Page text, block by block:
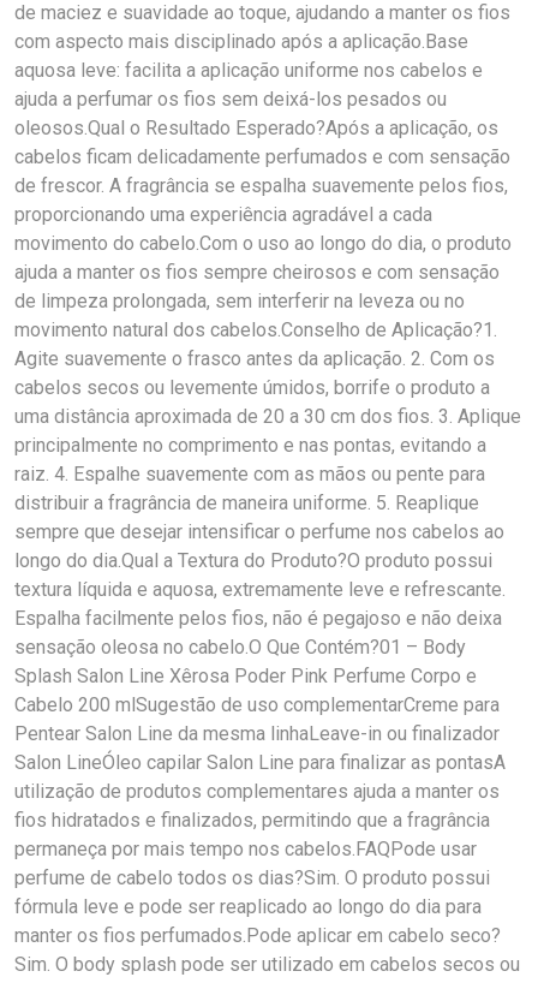
de maciez e suavidade ao toque, ajudando a manter os fios
com aspecto mais disciplinado após a aplicação.Base
aquosa leve: facilita a aplicação uniforme nos cabelos e
ajuda a perfumar os fios sem deixá-los pesados ou
oleosos.Qual o Resultado Esperado?Após a aplicação, os
cabelos ficam delicadamente perfumados e com sensação
de frescor. A fragrância se espalha suavemente pelos fios,
proporcionando uma experiência agradável a cada
movimento do cabelo.Com o uso ao longo do dia, o produto
ajuda a manter os fios sempre cheirosos e com sensação
de limpeza prolongada, sem interferir na leveza ou no
movimento natural dos cabelos.Conselho de Aplicação?1.
Agite suavemente o frasco antes da aplicação. 2. Com os
cabelos secos ou levemente úmidos, borrife o produto a
uma distância aproximada de 20 a 30 cm dos fios. 3. Aplique
principalmente no comprimento e nas pontas, evitando a
raiz. 4. Espalhe suavemente com as mãos ou pente para
distribuir a fragrância de maneira uniforme. 5. Reaplique
sempre que desejar intensificar o perfume nos cabelos ao
longo do dia.Qual a Textura do Produto?O produto possui
textura líquida e aquosa, extremamente leve e refrescante.
Espalha facilmente pelos fios, não é pegajoso e não deixa
sensação oleosa no cabelo.O Que Contém?01 – Body
Splash Salon Line Xêrosa Poder Pink Perfume Corpo e
Cabelo 200 mlSugestão de uso complementarCreme para
Pentear Salon Line da mesma linhaLeave-in ou finalizador
Salon LineÓleo capilar Salon Line para finalizar as pontasA
utilização de produtos complementares ajuda a manter os
fios hidratados e finalizados, permitindo que a fragrância
permaneça por mais tempo nos cabelos.FAQPode usar
perfume de cabelo todos os dias?Sim. O produto possui
fórmula leve e pode ser reaplicado ao longo do dia para
manter os fios perfumados.Pode aplicar em cabelo seco?
Sim. O body splash pode ser utilizado em cabelos secos ou